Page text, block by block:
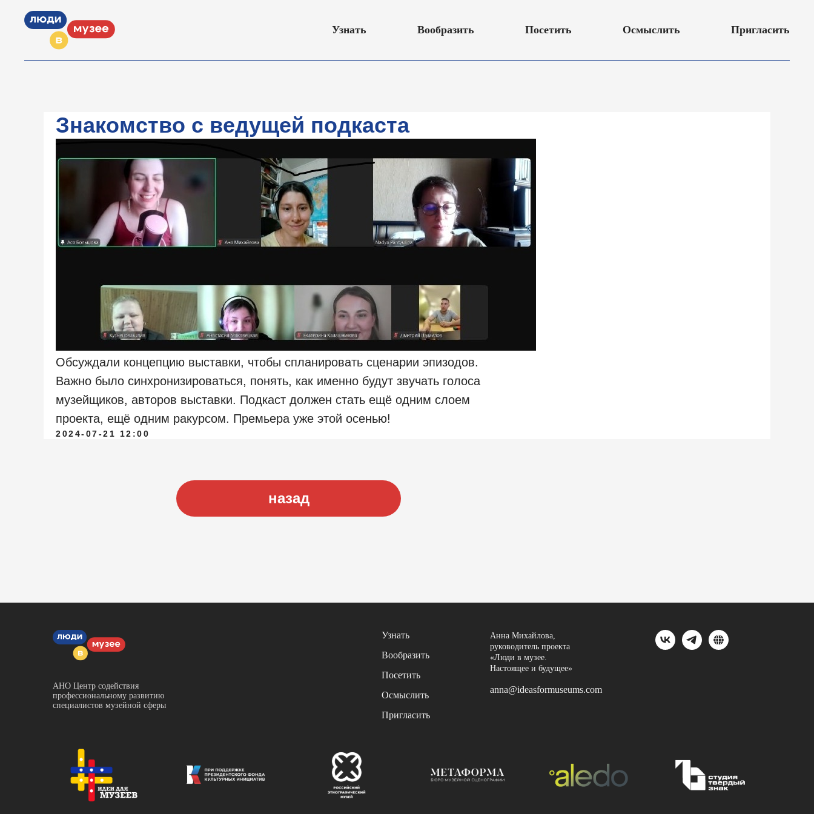
Узнать Вообразить Посетить Осмыслить Пригласить
Знакомство с ведущей подкаста
Обсуждали концепцию выставки, чтобы спланировать сценарии эпизодов.
Важно было синхронизироваться, понять, как именно будут звучать голоса
музейщиков, авторов выставки. Подкаст должен стать ещё одним слоем
проекта, ещё одним ракурсом. Премьера уже этой осенью!
2024-07-21 12:00
назад
АНО Центр содействия
профессиональному развитию
специалистов музейной сферы
Узнать
Вообразить
Посетить
Осмыслить
Пригласить
Анна Михайлова,
руководитель проекта
«Люди в музее.
Настоящее и будущее»
anna@ideasformuseums.com